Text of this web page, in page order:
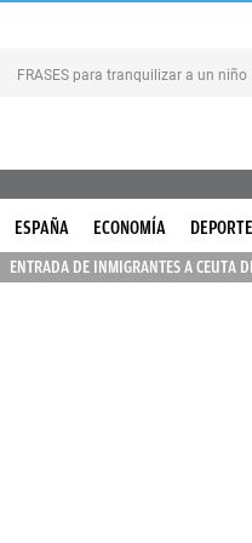
FRASES para tranquilizar a un niño
ESPAÑA ECONOMÍA
ENTRADA DE INMIGRANTES A CEUTA